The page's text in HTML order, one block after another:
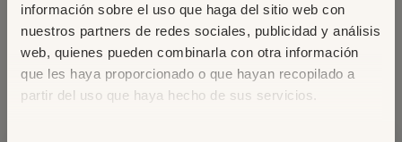
información sobre el uso que haga del sitio web con
nuestros partners de redes sociales, publicidad y análisis
web, quienes pueden combinarla con otra información
que les haya proporcionado o que hayan recopilado a
partir del uso que haya hecho de sus servicios.